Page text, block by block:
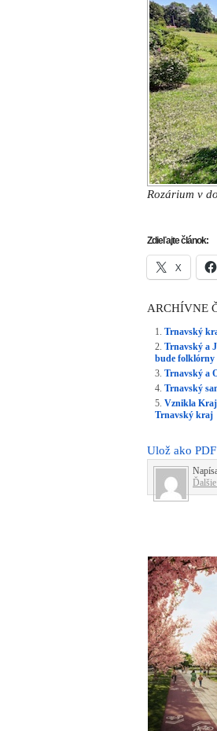
Rozárium v
Zdieľajte článok:
X
ARCHÍVNE
Trnavský
Trnavský a
bude folklórny
Trnavský a
Trnavský
Vznikla
Trnavský kraj
Ulož ako PDF